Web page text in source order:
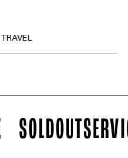
TRAVEL
SOLDOUTSERVICE